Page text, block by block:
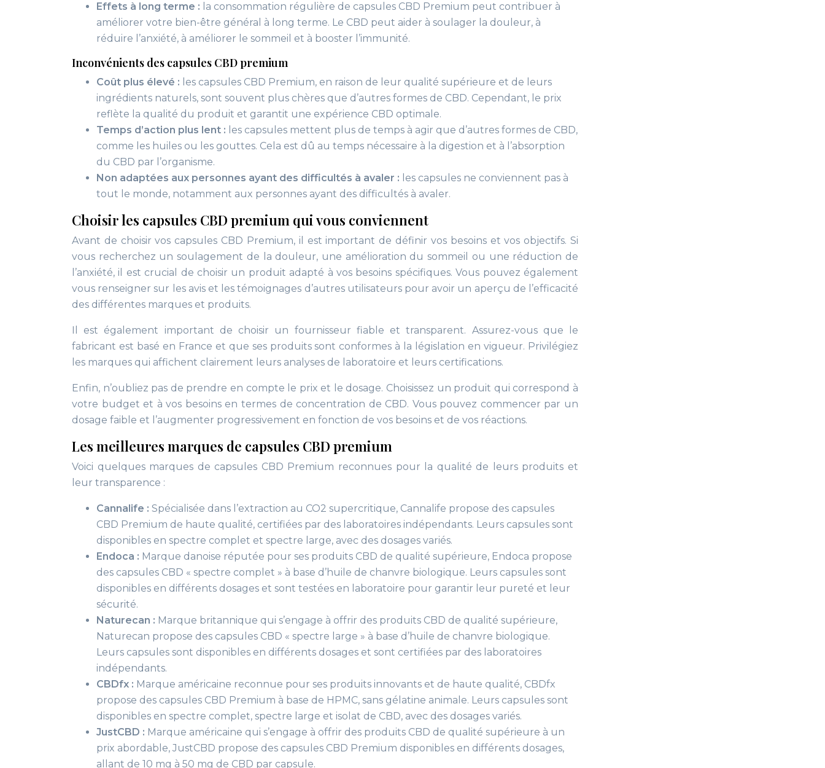
Effets à long terme : la consommation régulière de capsules CBD Premium peut contribuer à
améliorer votre bien-être général à long terme. Le CBD peut aider à soulager la douleur, à
réduire l’anxiété, à améliorer le sommeil et à booster l’immunité.
Inconvénients des capsules CBD premium
Coût plus élevé : les capsules CBD Premium, en raison de leur qualité supérieure et de leurs
ingrédients naturels, sont souvent plus chères que d’autres formes de CBD. Cependant, le prix
reflète la qualité du produit et garantit une expérience CBD optimale.
Temps d’action plus lent : les capsules mettent plus de temps à agir que d’autres formes de CBD,
comme les huiles ou les gouttes. Cela est dû au temps nécessaire à la digestion et à l’absorption
du CBD par l’organisme.
Non adaptées aux personnes ayant des difficultés à avaler : les capsules ne conviennent pas à
tout le monde, notamment aux personnes ayant des difficultés à avaler.
Choisir les capsules CBD premium qui vous conviennent
Avant de choisir vos capsules CBD Premium, il est important de définir vos besoins et vos objectifs. Si
vous recherchez un soulagement de la douleur, une amélioration du sommeil ou une réduction de
l’anxiété, il est crucial de choisir un produit adapté à vos besoins spécifiques. Vous pouvez également
vous renseigner sur les avis et les témoignages d’autres utilisateurs pour avoir un aperçu de l’efficacité
des différentes marques et produits.
Il est également important de choisir un fournisseur fiable et transparent. Assurez-vous que le
fabricant est basé en France et que ses produits sont conformes à la législation en vigueur. Privilégiez
les marques qui affichent clairement leurs analyses de laboratoire et leurs certifications.
Enfin, n’oubliez pas de prendre en compte le prix et le dosage. Choisissez un produit qui correspond à
votre budget et à vos besoins en termes de concentration de CBD. Vous pouvez commencer par un
dosage faible et l’augmenter progressivement en fonction de vos besoins et de vos réactions.
Les meilleures marques de capsules CBD premium
Voici quelques marques de capsules CBD Premium reconnues pour la qualité de leurs produits et
leur transparence :
Cannalife : Spécialisée dans l’extraction au CO2 supercritique, Cannalife propose des capsules
CBD Premium de haute qualité, certifiées par des laboratoires indépendants. Leurs capsules sont
disponibles en spectre complet et spectre large, avec des dosages variés.
Endoca : Marque danoise réputée pour ses produits CBD de qualité supérieure, Endoca propose
des capsules CBD « spectre complet » à base d’huile de chanvre biologique. Leurs capsules sont
disponibles en différents dosages et sont testées en laboratoire pour garantir leur pureté et leur
sécurité.
Naturecan : Marque britannique qui s’engage à offrir des produits CBD de qualité supérieure,
Naturecan propose des capsules CBD « spectre large » à base d’huile de chanvre biologique.
Leurs capsules sont disponibles en différents dosages et sont certifiées par des laboratoires
indépendants.
CBDfx : Marque américaine reconnue pour ses produits innovants et de haute qualité, CBDfx
propose des capsules CBD Premium à base de HPMC, sans gélatine animale. Leurs capsules sont
disponibles en spectre complet, spectre large et isolat de CBD, avec des dosages variés.
JustCBD : Marque américaine qui s’engage à offrir des produits CBD de qualité supérieure à un
prix abordable, JustCBD propose des capsules CBD Premium disponibles en différents dosages,
allant de 10 mg à 50 mg de CBD par capsule.